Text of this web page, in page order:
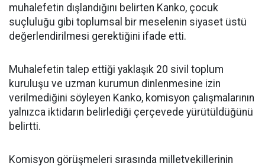
muhalefetin dışlandığını belirten Kanko, çocuk
suçluluğu gibi toplumsal bir meselenin siyaset üstü
değerlendirilmesi gerektiğini ifade etti.
Muhalefetin talep ettiği yaklaşık 20 sivil toplum
kuruluşu ve uzman kurumun dinlenmesine izin
verilmediğini söyleyen Kanko, komisyon çalışmalarının
yalnızca iktidarın belirlediği çerçevede yürütüldüğünü
belirtti.
Komisyon görüşmeleri sırasında milletvekillerinin